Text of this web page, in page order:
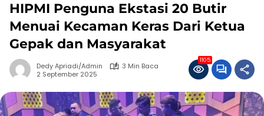
HIPMI Penguna Ekstasi 20 Butir
Menuai Kecaman Keras Dari Ketua
Gepak dan Masyarakat
Dedy Apriadi/Admin
3 Min Baca
2 September 2025
1105